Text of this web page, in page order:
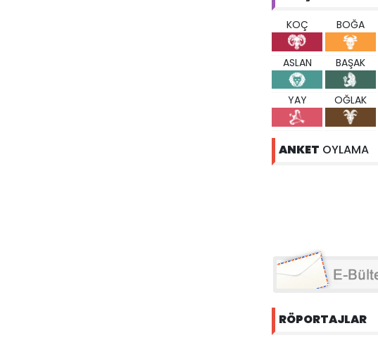
KOÇ BOĞA
ASLAN BAŞAK
YAY OĞLAK
ANKET OYLAMA
RÖPORTAJLAR